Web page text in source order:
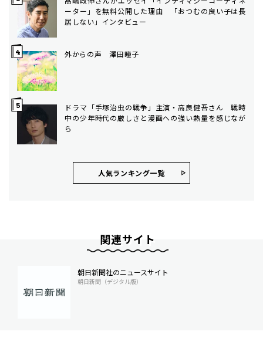
ーター」を無料公開した理由 「おつむの良い子は長
居しない」インタビュー
外からの声 澤田瞳子
ドラマ「手塚治虫の戦争」主演・高良健吾さん 戦時
中の少年時代の厳しさと漫画への強い熱量を感じなが
ら
人気ランキング⼀覧
関連サイト
朝日新聞社のニュースサイト
朝日新聞（デジタル版）